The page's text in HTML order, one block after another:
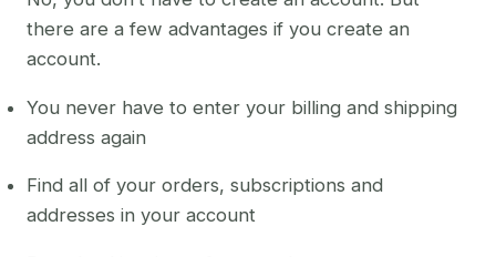
there are a few advantages if you create an
account.
You never have to enter your billing and shipping
address again
Find all of your orders, subscriptions and
addresses in your account